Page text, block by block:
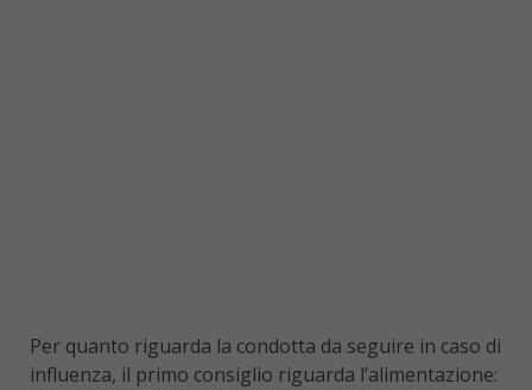
Per quanto riguarda la condotta da seguire in caso di
influenza, il primo consiglio riguarda l’alimentazione: